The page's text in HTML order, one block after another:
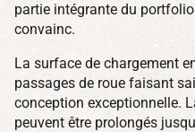
partie intégrante du
convainc.
La surface de chargement
passages de roue faisant
conception exceptionnelle.
peuvent être prolongés